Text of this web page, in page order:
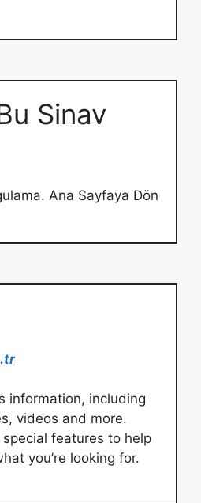
Sinav
Ana Sayfaya Dön
information, including
videos and more.
features to help
you’re looking for.